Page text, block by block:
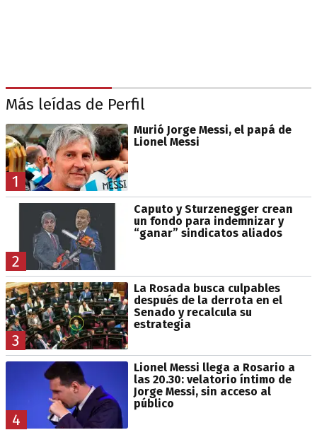
Más leídas de Perfil
1
Murió Jorge Messi, el papá de
Lionel Messi
2
Caputo y Sturzenegger crean
un fondo para indemnizar y
“ganar” sindicatos aliados
3
La Rosada busca culpables
después de la derrota en el
Senado y recalcula su
estrategia
4
Lionel Messi llega a Rosario a
las 20.30: velatorio íntimo de
Jorge Messi, sin acceso al
público